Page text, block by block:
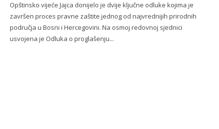
Opštinsko vijeće Jajca donijelo je dvije ključne odluke kojima je
završen proces pravne zaštite jednog od najvrednijih prirodnih
područja u Bosni i Hercegovini. Na osmoj redovnoj sjednici
usvojena je Odluka o proglašenju...